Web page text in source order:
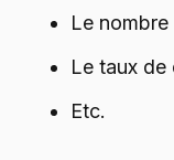
Le nombre
Le taux de
Etc.